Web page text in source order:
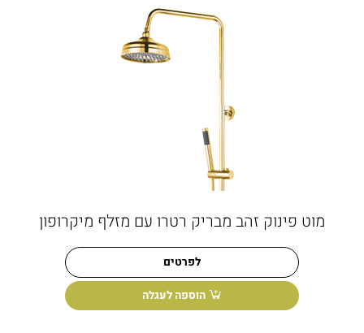
מוט פינוק זהב מבריק רטרו עם מזלף מיקרופון
לפרטים
הוספה לעגלה